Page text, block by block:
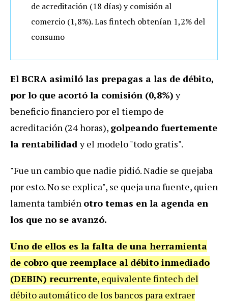
de acreditación (18 días) y comisión al
comercio (1,8%). Las fintech obtenían 1,2% del
consumo
El BCRA asimiló las prepagas a las de débito,
por lo que acortó la comisión (0,8%)y
beneficio financiero por el tiempo de
acreditación (24 horas), golpeando fuertemente
la rentabilidady el modelo "todo gratis".
"Fue un cambio que nadie pidió. Nadie se quejaba
por esto. No se explica", se queja una fuente, quien
lamenta también otro temas en la agenda en
los que no se avanzó.
Uno de ellos es la falta de una herramienta
de cobro que reemplace al débito inmediado
(DEBIN) recurrente, equivalente fintech del
débito automático de los bancos para extraer